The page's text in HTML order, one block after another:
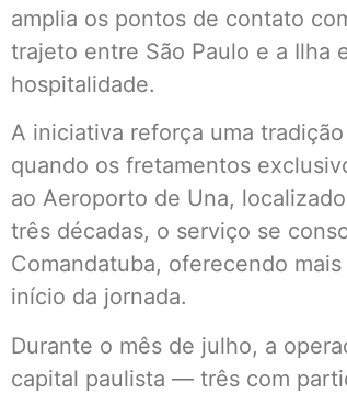
amplia os pontos de contato
trajeto entre São Paulo e a Ilha
hospitalidade.
A iniciativa reforça uma
quando os fretamentos
ao Aeroporto de Una,
três décadas, o serviço se
Comandatuba, oferecendo
início da jornada.
Durante o mês de julho, a
capital paulista — três com